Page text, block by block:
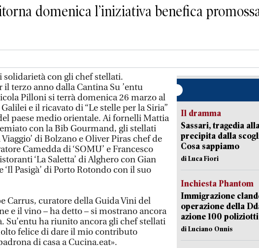
domenica l’iniziativa benefica
solidarietà con gli chef stellati.
terzo anno dalla Cantina Su ’entu
Pilloni si terrà domenica 26 marzo al
e il ricavato di “Le stelle per la Siria”
paese medio orientale. Ai fornelli Mattia
con la Bib Gourmand, gli stellati
di Bolzano e Oliver Piras chef de
Camedda di ‘SOMU’ e Francesco
‘La Saletta’ di Alghero con Gian
‘Il Pasigà’ di Porto Rotondo con il suo
Carrus, curatore della Guida Vini del
e il vino – ha detto – si mostrano ancora
ha riunito ancora gli chef stellati
felice di dare il mio contributo
di casa a Cucina.eat».
Il dramma
Sassari, tragedia
precipita dalla
Cosa sappiamo
di Luca Fiori
Inchiesta Phantom
Immigrazione
operazione della
azione 100
di Luciano Onnis